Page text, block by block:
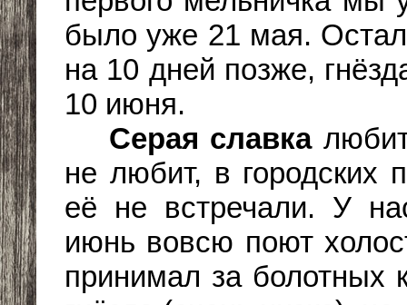
было уже 21 мая.
на 10 дней позже,
10 июня.
Серая славка
не любит, в городских
её не встречали. У
июнь вовсю поют
принимал за болотных